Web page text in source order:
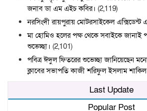
জনাব ডা এম এইচ কবির। (2,119)
নরসিংদী রায়পুরায় মোটরসাইকেল
মা হোমিও হলের পক্ষ থেকে সবাইকে জানাই
শুভেচ্ছা। (2,101)
পবিত্র ঈদুল ফিতরের শুভেচ্ছা জানিয়েছেন
ক্লাবের সভাপতি কাজী শরিফুল ইসলাম
Last Update
Popular Post